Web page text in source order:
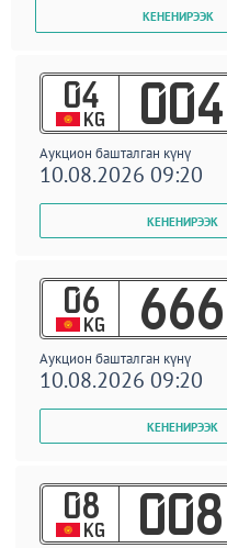
04
KG 004
Аукцион башталган күнү
10.08.2026 09:20
06
KG 666
Аукцион башталган күнү
10.08.2026 09:20
08
KG 008